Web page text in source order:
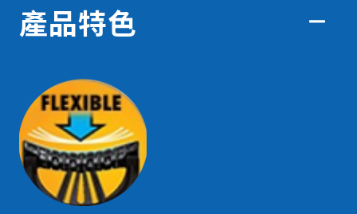
產品特色